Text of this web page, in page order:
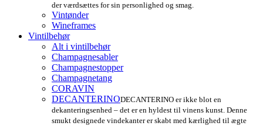
der værdsættes for sin personlighed og smag.
Vintønder
Wineframes
Vintilbehør
Alt i vintilbehør
Champagnesabler
Champagnestopper
Champagnetang
CORAVIN
DECANTERINODECANTERINO er ikke blot en
dekanteringsenhed – det er en hyldest til vinens kunst. Denne
smukt designede vindekanter er skabt med kærlighed til ægte